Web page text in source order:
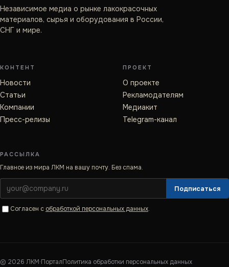
Независимое медиа о рынке лакокрасочных
материалов, сырья и оборудования в России,
СНГ и мире.
КОНТЕНТ
Новости
Статьи
Компании
Пресс-релизы
ПРОЕКТ
О проекте
Рекламодателям
Медиакит
Telegram-канал
РАССЫЛКА
Главное из мира ЛКМ на вашу почту. Без спама.
Подписаться
Согласен с обработкой персональных данных.
© 2026 ЛКМ·ПорталПолитика обработки персональных данных